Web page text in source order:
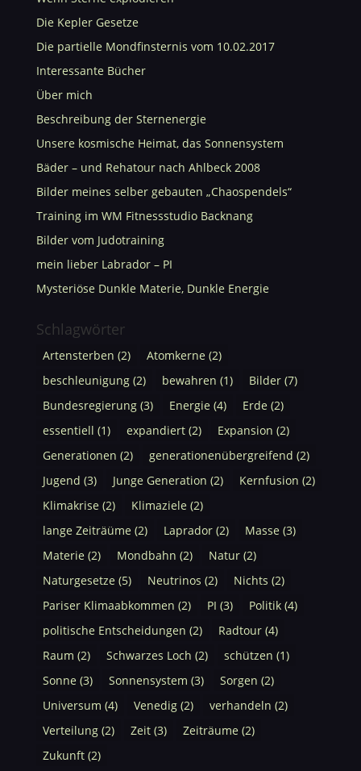
Die Kepler Gesetze
Die partielle Mondfinsternis vom 10.02.2017
Interessante Bücher
Über mich
Beschreibung der Sternenergie
Unsere kosmische Heimat, das Sonnensystem
Bäder – und Rehatour nach Ahlbeck 2008
Bilder meines selber gebauten „Chaospendels“
Training im WM Fitnessstudio Backnang
Bilder vom Judotraining
mein lieber Labrador – PI
Mysteriöse Dunkle Materie, Dunkle Energie
Schlagwörter
Artensterben (2) Atomkerne(2)
beschleunigung(2) bewahren (1) Bilder(7)
Bundesregierung(3) Energie(4) Erde(2)
essentiell (1) expandiert(2) Expansion (2)
Generationen (2) generationenübergreifend (2)
Jugend (3) Junge Generation (2) Kernfusion (2)
Klimakrise(2) Klimaziele(2)
lange Zeiträüme(2) Laprador(2) Masse(3)
Materie(2) Mondbahn (2) Natur(2)
Naturgesetze(5) Neutrinos (2) Nichts (2)
Pariser Klimaabkommen (2) PI (3) Politik(4)
politische Entscheidungen (2) Radtour(4)
Raum (2) Schwarzes Loch (2) schützen (1)
Sonne(3) Sonnensystem (3) Sorgen (2)
Universum (4) Venedig(2) verhandeln (2)
Verteilung(2) Zeit(3) Zeiträume(2)
Zukunft(2)